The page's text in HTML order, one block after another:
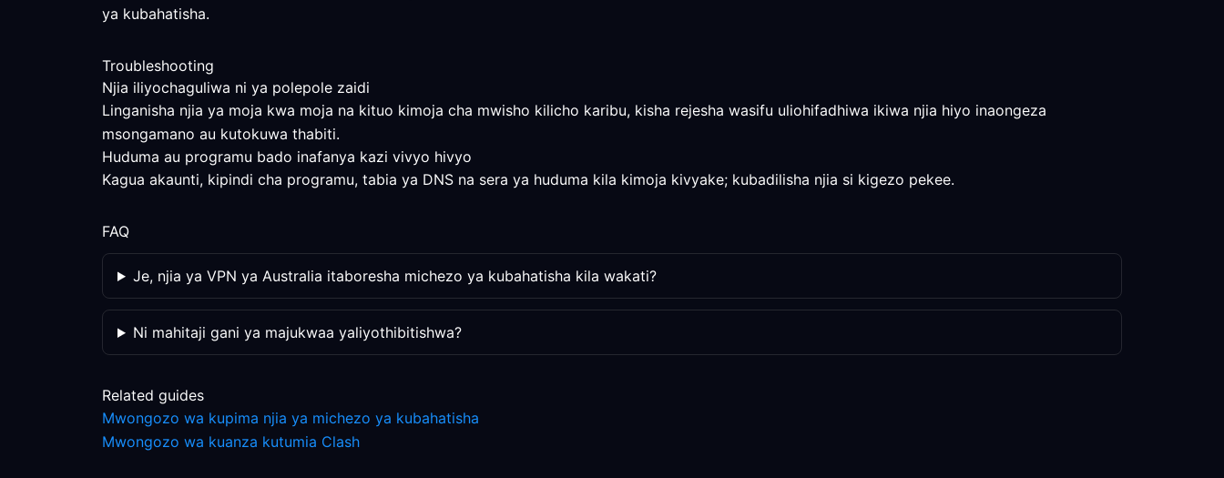
ya kubahatisha.
Troubleshooting
Njia iliyochaguliwa ni ya polepole zaidi
Linganisha njia ya moja kwa moja na kituo kimoja cha mwisho kilicho karibu, kisha rejesha wasifu uliohifadhiwa ikiwa njia hiyo inaongeza
msongamano au kutokuwa thabiti.
Huduma au programu bado inafanya kazi vivyo hivyo
Kagua akaunti, kipindi cha programu, tabia ya DNS na sera ya huduma kila kimoja kivyake; kubadilisha njia si kigezo pekee.
FAQ
Je, njia ya VPN ya Australia itaboresha michezo ya kubahatisha kila wakati?
Ni mahitaji gani ya majukwaa yaliyothibitishwa?
Related guides
Mwongozo wa kupima njia ya michezo ya kubahatisha
Mwongozo wa kuanza kutumia Clash